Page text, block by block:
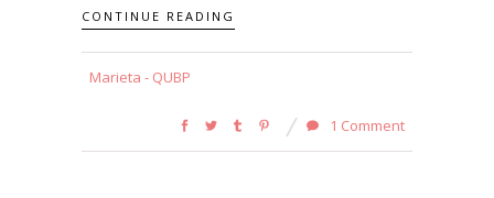
CONTINUE READING
Marieta - QUBP
1 Comment